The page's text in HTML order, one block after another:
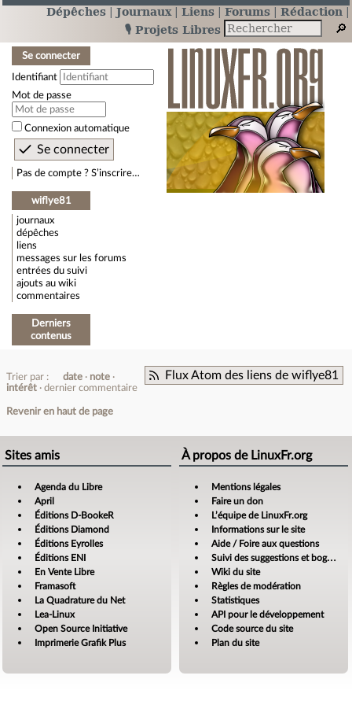
Dépêches Journaux Liens Forums
Rédaction
🎙️ Projets Libres
Se connecter
Identifiant
Mot de passe
Connexion automatique
Pas de compte ? S’inscrire…
wiflye81
journaux
dépêches
liens
messages sur les forums
entrées du suivi
ajouts au wiki
commentaires
Derniers
contenus
Flux Atom des liens de wiflye81
Trier par : date
note
intérêt
dernier commentaire
Revenir en haut de page
Sites amis
Agenda du Libre
April
Éditions D-BookeR
Éditions Diamond
Éditions Eyrolles
Éditions ENI
En Vente Libre
Framasoft
La Quadrature du Net
Lea-Linux
Open Source Initiative
Imprimerie Grafik Plus
À propos de LinuxFr.org
Mentions légales
Faire un don
L’équipe de LinuxFr.org
Informations sur le site
Aide / Foire aux questions
Suivi des suggestions et bogues
Wiki du site
Règles de modération
Statistiques
API pour le développement
Code source du site
Plan du site